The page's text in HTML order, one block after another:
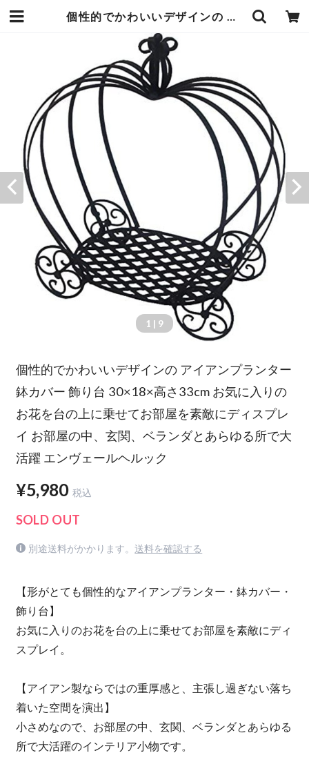
個性的でかわいいデザインの アイアンプランター 鉢カバー 飾り台 30×18×高さ33cm お気に入りのお花を台の上に乗せてお部屋を素敵にディスプレイ お部屋の中、玄関、ベランダとあらゆる所で大活躍 エンヴェールヘルック | エンジュール
1 | 9
個性的でかわいいデザインの アイアンプランター
鉢カバー 飾り台 30×18×高さ33cm お気に入りの
お花を台の上に乗せてお部屋を素敵にディスプレ
イ お部屋の中、玄関、ベランダとあらゆる所で大
活躍 エンヴェールヘルック
¥5,980 税込
SOLD OUT
別途送料がかかります。 送料を確認する
【形がとても個性的なアイアンプランター・鉢カバー・
飾り台】
お気に入りのお花を台の上に乗せてお部屋を素敵にディ
スプレイ。
【アイアン製ならではの重厚感と、主張し過ぎない落ち
着いた空間を演出】
小さめなので、お部屋の中、玄関、ベランダとあらゆる
所で大活躍のインテリア小物です。